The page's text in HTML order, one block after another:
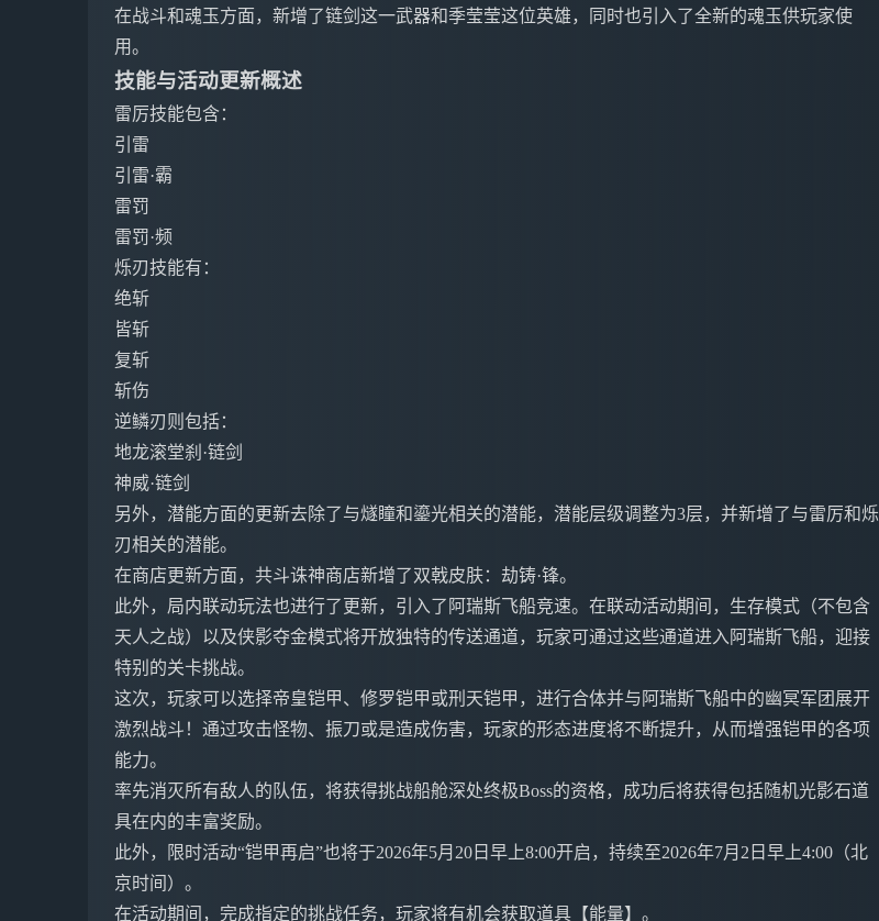
在战斗和魂玉方面，新增了链剑这一武器和季莹莹这位英雄，同时也引入了全新的魂玉供玩家使
用。
技能与活动更新概述
雷厉技能包含：
引雷
引雷·霸
雷罚
雷罚·频
烁刃技能有：
绝斩
皆斩
复斩
斩伤
逆鳞刃则包括：
地龙滚堂刹·链剑
神威·链剑
另外，潜能方面的更新去除了与燧瞳和鎏光相关的潜能，潜能层级调整为3层，并新增了与雷厉和烁
刃相关的潜能。
在商店更新方面，共斗诛神商店新增了双戟皮肤：劫铸·锋。
此外，局内联动玩法也进行了更新，引入了阿瑞斯飞船竞速。在联动活动期间，生存模式（不包含
天人之战）以及侠影夺金模式将开放独特的传送通道，玩家可通过这些通道进入阿瑞斯飞船，迎接
特别的关卡挑战。
这次，玩家可以选择帝皇铠甲、修罗铠甲或刑天铠甲，进行合体并与阿瑞斯飞船中的幽冥军团展开
激烈战斗！通过攻击怪物、振刀或是造成伤害，玩家的形态进度将不断提升，从而增强铠甲的各项
能力。
率先消灭所有敌人的队伍，将获得挑战船舱深处终极Boss的资格，成功后将获得包括随机光影石道
具在内的丰富奖励。
此外，限时活动“铠甲再启”也将于2026年5月20日早上8:00开启，持续至2026年7月2日早上4:00（北
京时间）。
在活动期间，完成指定的挑战任务，玩家将有机会获取道具【能量】。